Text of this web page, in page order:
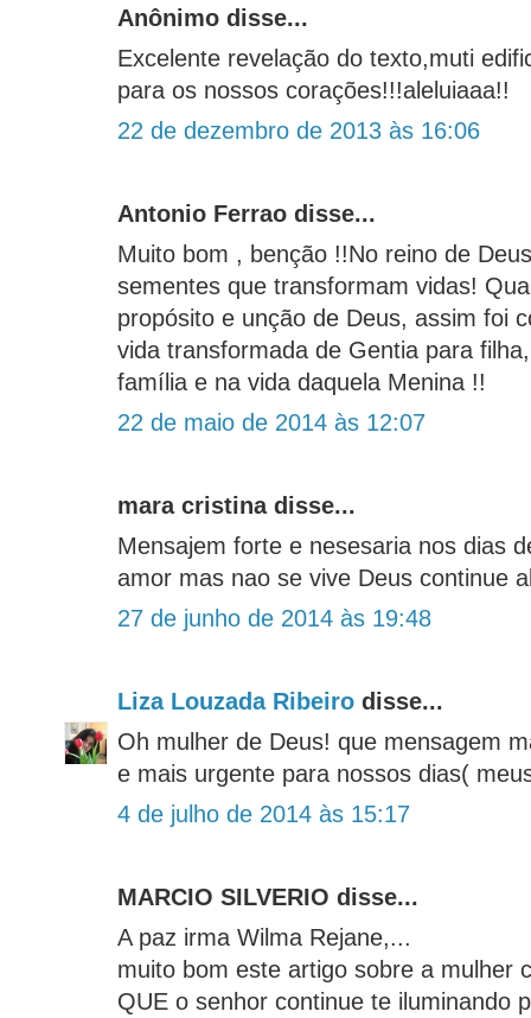
Anônimo disse...
Excelente revelação do texto,muti
para os nossos corações!!!aleluiaaa!!
22 de dezembro de 2013 às 16:06
Antonio Ferrao disse...
Muito bom , benção !!No reino de
sementes que transformam vidas!
propósito e unção de Deus, assim foi
vida transformada de Gentia para
família e na vida daquela Menina !!
22 de maio de 2014 às 12:07
mara cristina disse...
Mensajem forte e nesesaria nos dias
amor mas nao se vive Deus continue
27 de junho de 2014 às 19:48
Liza Louzada Ribeiro disse...
Oh mulher de Deus! que mensagem
e mais urgente para nossos dias(
4 de julho de 2014 às 15:17
MARCIO SILVERIO disse...
A paz irma Wilma Rejane,...
muito bom este artigo sobre a mulher
QUE o senhor continue te iluminando